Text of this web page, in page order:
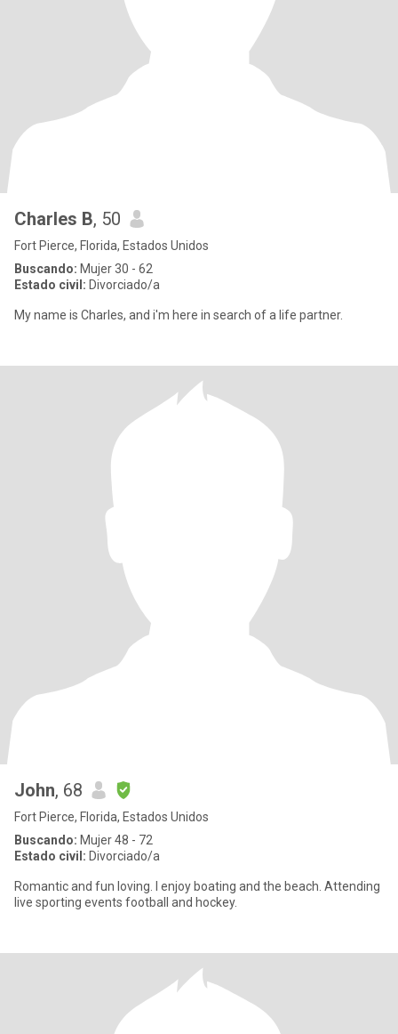
Charles B, 50
Fort Pierce, Florida, Estados Unidos
Buscando: Mujer 30 - 62
Estado civil: Divorciado/a
My name is Charles, and i'm here in search of a life partner.
John, 68
Fort Pierce, Florida, Estados Unidos
Buscando: Mujer 48 - 72
Estado civil: Divorciado/a
Romantic and fun loving. I enjoy boating and the beach. Attending
live sporting events football and hockey.